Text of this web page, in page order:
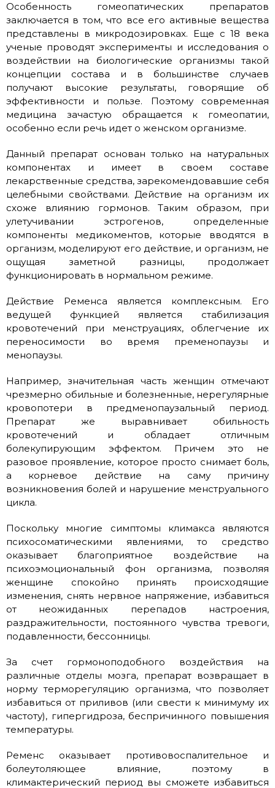
Особенность гомеопатических препаратов
заключается в том, что все его активные вещества
представлены в микродозировках. Еще с 18 века
ученые проводят эксперименты и исследования о
воздействии на биологические организмы такой
концепции состава и в большинстве случаев
получают высокие результаты, говорящие об
эффективности и пользе. Поэтому современная
медицина зачастую обращается к гомеопатии,
особенно если речь идет о женском организме.
Данный препарат основан только на натуральных
компонентах и имеет в своем составе
лекарственные средства, зарекомендовавшие себя
целебными свойствами. Действие на организм их
схоже влиянию гормонов. Таким образом, при
улетучивании эстрогенов, определенные
компоненты медикоментов, которые вводятся в
организм, моделируют его действие, и организм, не
ощущая заметной разницы, продолжает
функционировать в нормальном режиме.
Действие Ременса является комплексным. Его
ведущей функцией является стабилизация
кровотечений при менструациях, облегчение их
переносимости во время пременопаузы и
менопаузы.
Например, значительная часть женщин отмечают
чрезмерно обильные и болезненные, нерегулярные
кровопотери в предменопаузальный период.
Препарат же выравнивает обильность
кровотечений и обладает отличным
болекупирующим эффектом. Причем это не
разовое проявление, которое просто снимает боль,
а корневое действие на саму причину
возникновения болей и нарушение менструального
цикла.
Поскольку многие симптомы климакса являются
психосоматическими явлениями, то средство
оказывает благоприятное воздействие на
психоэмоциональный фон организма, позволяя
женщине спокойно принять происходящие
изменения, снять нервное напряжение, избавиться
от неожиданных перепадов настроения,
раздражительности, постоянного чувства тревоги,
подавленности, бессонницы.
За счет гормоноподобного воздействия на
различные отделы мозга, препарат возвращает в
норму терморегуляцию организма, что позволяет
избавиться от приливов (или свести к минимуму их
частоту), гипергидроза, беспричинного повышения
температуры.
Ременс оказывает противовоспалительное и
болеутоляющее влияние, поэтому в
климактерический период вы сможете избавиться